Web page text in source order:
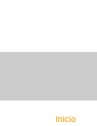
Inicio